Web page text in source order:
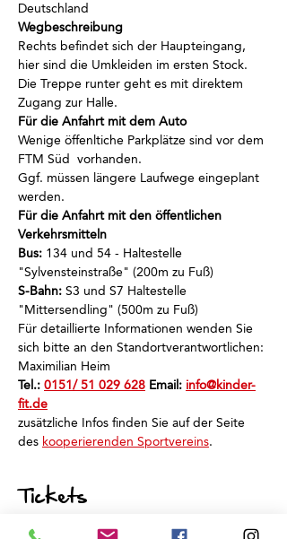
Deutschland
Wegbeschreibung
Rechts befindet sich der Haupteingang,
hier sind die Umkleiden im ersten Stock.
Die Treppe runter geht es mit direktem
Zugang zur Halle.
Für die Anfahrt mit dem Auto
Wenige öffenltiche Parkplätze sind vor dem
FTM Süd  vorhanden.
Ggf. müssen längere Laufwege eingeplant
werden.
Für die Anfahrt mit den öffentlichen
Verkehrsmitteln
Bus: 134 und 54 - Haltestelle
"Sylvensteinstraße" (200m zu Fuß)
S-Bahn: S3 und S7 Haltestelle
"Mittersendling" (500m zu Fuß)
Für detaillierte Informationen wenden Sie
sich bitte an den Standortverantwortlichen:
Maximilian Heim
Tel.: 0151/ 51 029 628 Email: info@kinder-
fit.de
zusätzliche Infos finden Sie auf der Seite
des kooperierenden Sportvereins.
Tickets